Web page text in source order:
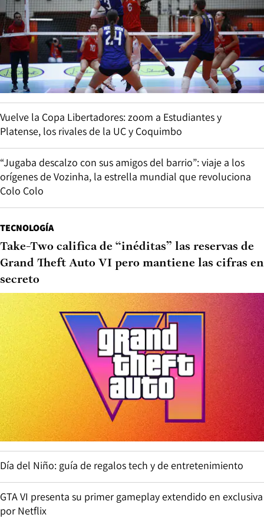
Vuelve la Copa Libertadores: zoom a Estudiantes y
Platense, los rivales de la UC y Coquimbo
“Jugaba descalzo con sus amigos del barrio”: viaje a los
orígenes de Vozinha, la estrella mundial que revoluciona
Colo Colo
TECNOLOGÍA
Take-Two califica de “inéditas” las reservas de
Grand Theft Auto VI pero mantiene las cifras en
secreto
Día del Niño: guía de regalos tech y de entretenimiento
GTA VI presenta su primer gameplay extendido en exclusiva
por Netflix